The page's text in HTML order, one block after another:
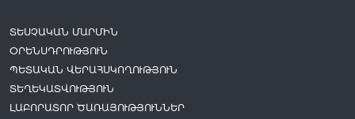
ՏԵՍՉԱԿԱՆ ՄԱՐՄԻՆ
ՕՐԵՆՍԴՐՈՒԹՅՈՒՆ
ՊԵՏԱԿԱՆ ՎԵՐԱՀՍԿՈՂՈՒԹՅՈՒՆ
ՏԵՂԵԿԱՏՎՈՒԹՅՈՒՆ
ԼԱԲՈՐԱՏՈՐ ԾԱՌԱՅՈՒԹՅՈՒՆՆԵՐ